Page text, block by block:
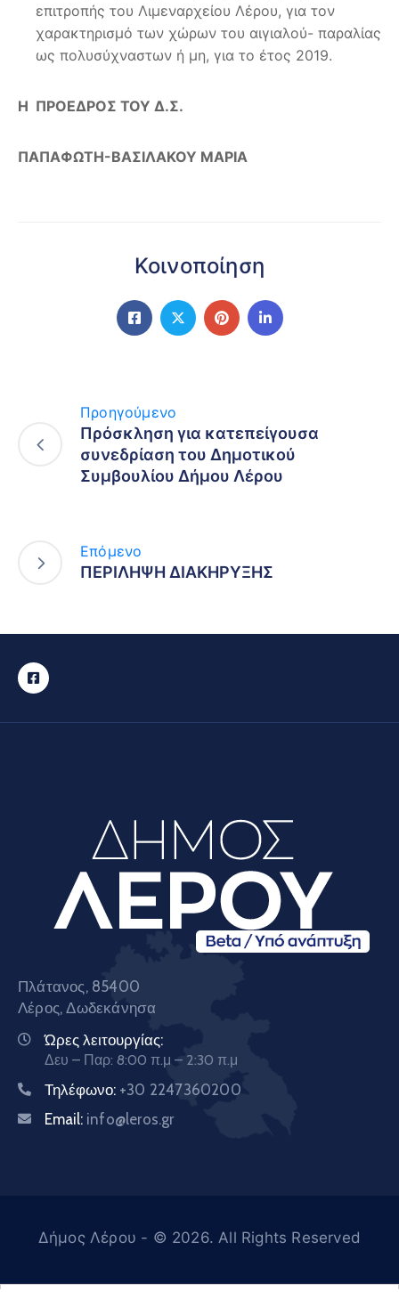
επιτροπής του Λιμεναρχείου Λέρου, για τον
χαρακτηρισμό των χώρων του αιγιαλού- παραλίας
ως πολυσύχναστων ή μη, για το έτος 2019.
Η ΠΡΟΕΔΡΟΣ ΤΟΥ Δ.Σ.
ΠΑΠΑΦΩΤΗ-ΒΑΣΙΛΑΚΟΥ ΜΑΡΙΑ
Κοινοποίηση
Προηγούμενο
Πρόσκληση για κατεπείγουσα
συνεδρίαση του Δημοτικού
Συμβουλίου Δήμου Λέρου
Επόμενο
ΠΕΡΙΛΗΨΗ ΔΙΑΚΗΡΥΞΗΣ
Πλάτανος, 85400
Λέρος, Δωδεκάνησα
Ώρες λειτουργίας:
Δευ – Παρ: 8:00 π.μ – 2:30 π.μ
Τηλέφωνο: +30 2247360200
Email: info@leros.gr
Δήμος Λέρου - © 2026. All Rights Reserved